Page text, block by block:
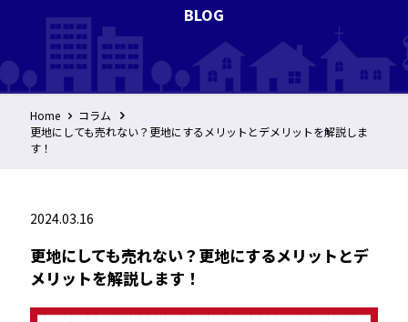
BLOG
Home
コラム
更地にしても売れない？更地にするメリットとデメリットを解説しま
す！
2024.03.16
更地にしても売れない？更地にするメリットとデ
メリットを解説します！